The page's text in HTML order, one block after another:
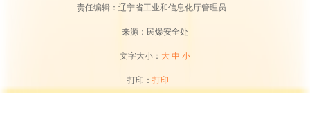
责任编辑：辽宁省工业和信息化厅管理员
来源：民爆安全处
文字大小： 大 中 小
打印： 打印